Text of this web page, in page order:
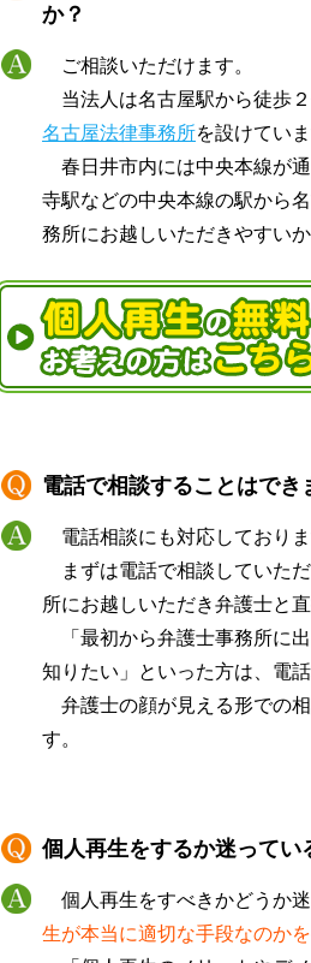
か？
ご相談いただけます。
当法人は名古屋駅から徒歩
名古屋法律事務所を設けていま
春日井市内には中央本線が
寺駅などの中央本線の駅から
務所にお越しいただきやすいか
電話で相談することはでき
電話相談にも対応しており
まずは電話で相談していた
所にお越しいただき弁護士と
「最初から弁護士事務所に
知りたい」といった方は、電
弁護士の顔が見える形での
す。
個人再生をするか迷ってい
個人再生をすべきかどうか
生が本当に適切な手段なのか